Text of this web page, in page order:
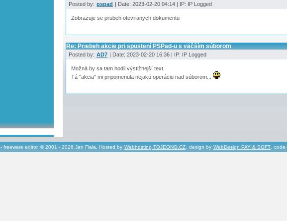
Posted by: pspad | Date: 2023-02-20 04:14 | IP: IP Logged
Zobrazuje se prubeh oteviranych dokumentu
Re: Priebeh akcie pri spustení PSPad-u s väčším súborom
Posted by: AD7 | Date: 2023-02-20 16:36 | IP: IP Logged
Možná by sa tam hodil výstižnejší text.
Tá "akcia" mi pripomenula nejakú operáciu nad súborom...
- freeware editor, © 2001 - 2026 Jan Fiala, Hosted by Webhosting TOJEONO.CZ, design by WebDesign PAY & SOFT, code